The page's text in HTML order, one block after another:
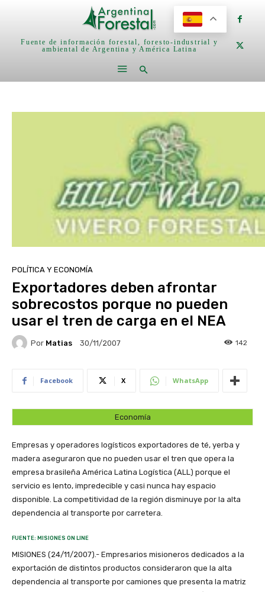
Fuente de información forestal, foresto-industrial y
ambiental de Argentina y América Latina
POLÍTICA Y ECONOMÍA
Exportadores deben afrontar
sobrecostos porque no pueden
usar el tren de carga en el NEA
Por Matias 30/11/2007 142
Facebook X WhatsApp
Economía
Empresas y operadores logísticos exportadores de té, yerba y
madera aseguraron que no pueden usar el tren que opera la
empresa brasileña América Latina Logística (ALL) porque el
servicio es lento, impredecible y casi nunca hay espacio
disponible. La competitividad de la región disminuye por la alta
dependencia al transporte por carretera.
FUENTE: MISIONES ON LINE
MISIONES (24/11/2007).- Empresarios misioneros dedicados a la
exportación de distintos productos consideraron que la alta
dependencia al transporte por camiones que presenta la matriz